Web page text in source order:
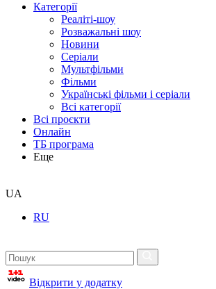
Категорії
Реаліті-шоу
Розважальні шоу
Новини
Серіали
Мультфільми
Фільми
Українські фільми і серіали
Всі категорії
Всі проєкти
Онлайн
ТБ програма
Еще
UA
RU
Відкрити у додатку